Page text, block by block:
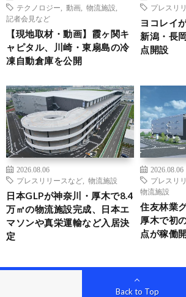
テクノロジー
動画 物流施設
記者会見など
【現地取材・動画】霞ヶ関キ
ャピタル、川崎・東扇島の冷
凍自動倉庫を公開
プレスリ
ヨコレイ
新潟・長
点開設
2026.08.06
プレスリリースなど
物流施設
日本GLPが神奈川・厚木で8.4
万㎡の物流施設完成、日本エ
マソンや真栄運輸など入居決
定
2026.08.06
プレスリ
物流施設
住友林業
厚木で初
点が稼働
Back to Top